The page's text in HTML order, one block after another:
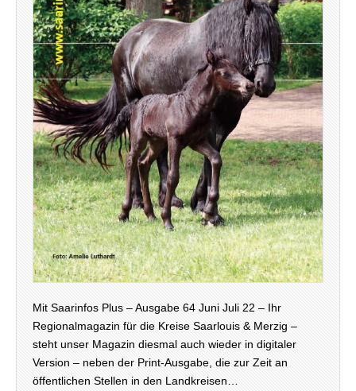
Mit Saarinfos Plus – Ausgabe 64 Juni Juli 22 – Ihr
Regionalmagazin für die Kreise Saarlouis & Merzig –
steht unser Magazin diesmal auch wieder in digitaler
Version – neben der Print-Ausgabe, die zur Zeit an
öffentlichen Stellen in den Landkreisen…